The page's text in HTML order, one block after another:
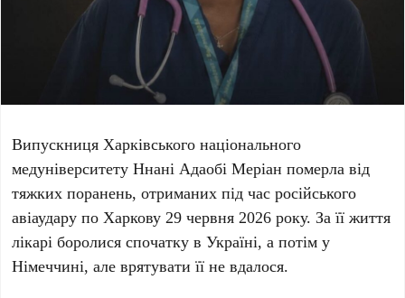
Випускниця Харківського національного
медуніверситету Ннані Адаобі Меріан померла від
тяжких поранень, отриманих під час російського
авіаудару по Харкову 29 червня 2026 року. За її життя
лікарі боролися спочатку в Україні, а потім у
Німеччині, але врятувати її не вдалося.